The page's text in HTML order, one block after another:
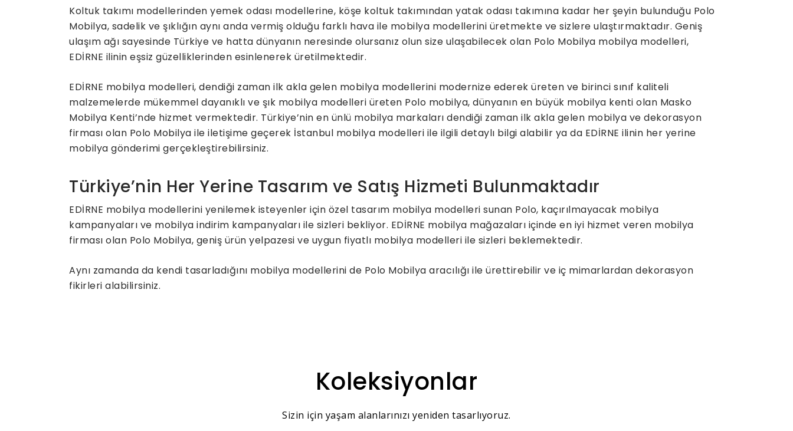
Koltuk takımı modellerinden yemek odası modellerine, köşe koltuk takımından yatak odası takımına kadar her şeyin bulunduğu Polo
Mobilya, sadelik ve şıklığın aynı anda vermiş olduğu farklı hava ile mobilya modellerini üretmekte ve sizlere ulaştırmaktadır. Geniş
ulaşım ağı sayesinde Türkiye ve hatta dünyanın neresinde olursanız olun size ulaşabilecek olan Polo Mobilya mobilya modelleri,
EDİRNE ilinin eşsiz güzelliklerinden esinlenerek üretilmektedir.
EDİRNE mobilya modelleri, dendiği zaman ilk akla gelen mobilya modellerini modernize ederek üreten ve birinci sınıf kaliteli
malzemelerde mükemmel dayanıklı ve şık mobilya modelleri üreten Polo mobilya, dünyanın en büyük mobilya kenti olan Masko
Mobilya Kenti’nde hizmet vermektedir. Türkiye’nin en ünlü mobilya markaları dendiği zaman ilk akla gelen mobilya ve dekorasyon
firması olan Polo Mobilya ile iletişime geçerek İstanbul mobilya modelleri ile ilgili detaylı bilgi alabilir ya da EDİRNE ilinin her yerine
mobilya gönderimi gerçekleştirebilirsiniz.
Türkiye’nin Her Yerine Tasarım ve Satış Hizmeti Bulunmaktadır
EDİRNE mobilya modellerini yenilemek isteyenler için özel tasarım mobilya modelleri sunan Polo, kaçırılmayacak mobilya
kampanyaları ve mobilya indirim kampanyaları ile sizleri bekliyor. EDİRNE mobilya mağazaları içinde en iyi hizmet veren mobilya
firması olan Polo Mobilya, geniş ürün yelpazesi ve uygun fiyatlı mobilya modelleri ile sizleri beklemektedir.
Aynı zamanda da kendi tasarladığını mobilya modellerini de Polo Mobilya aracılığı ile ürettirebilir ve iç mimarlardan dekorasyon
fikirleri alabilirsiniz.
Koleksiyonlar
Sizin için yaşam alanlarınızı yeniden tasarlıyoruz.